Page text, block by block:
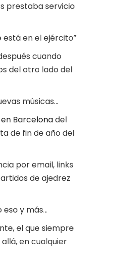
prestaba servicio
está en el ejército”
cuando
del otro lado del
músicas…
Barcelonadel
de fin de año del
por email, links
de ajedrez
y más…
el que siempre
en cualquier